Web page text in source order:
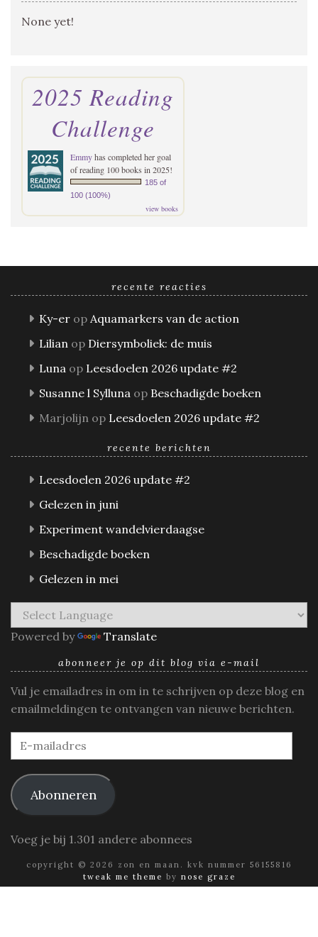
None yet!
2025 Reading
Challenge
Emmyhas completed her goal
of reading 100 books in 2025!
185 of
100 (100%)
view books
recente reacties
Ky-er op Aquamarkers van de action
Lilian op Diersymboliek: de muis
Luna op Leesdoelen 2026 update #2
Susanne l Sylluna op Beschadigde boeken
Marjolijn op Leesdoelen 2026 update #2
recente berichten
Leesdoelen 2026 update #2
Gelezen in juni
Experiment wandelvierdaagse
Beschadigde boeken
Gelezen in mei
Powered by Translate
abonneer je op dit blog via e-mail
Vul je emailadres in om in te schrijven op deze blog en
emailmeldingen te ontvangen van nieuwe berichten.
E-
mailadres
Abonneren
Voeg je bij 1.301 andere abonnees
copyright © 2026 zon en maan. kvk nummer 56155816
tweak me theme by nose graze